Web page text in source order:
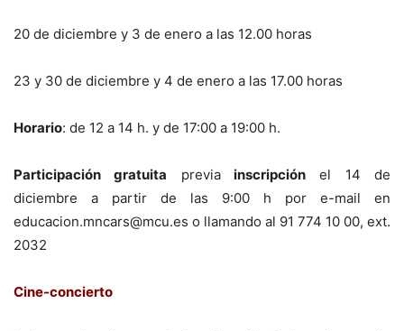
20 de diciembre y 3 de enero a las 12.00 horas
23 y 30 de diciembre y 4 de enero a las 17.00 horas
Horario: de 12 a 14 h. y de 17:00 a 19:00 h.
Participación gratuita previainscripción el 14 de
diciembre a partir de las 9:00 h por e-mail en
educacion.mncars@mcu.es o llamando al 91 774 10 00, ext.
2032
Cine-concierto